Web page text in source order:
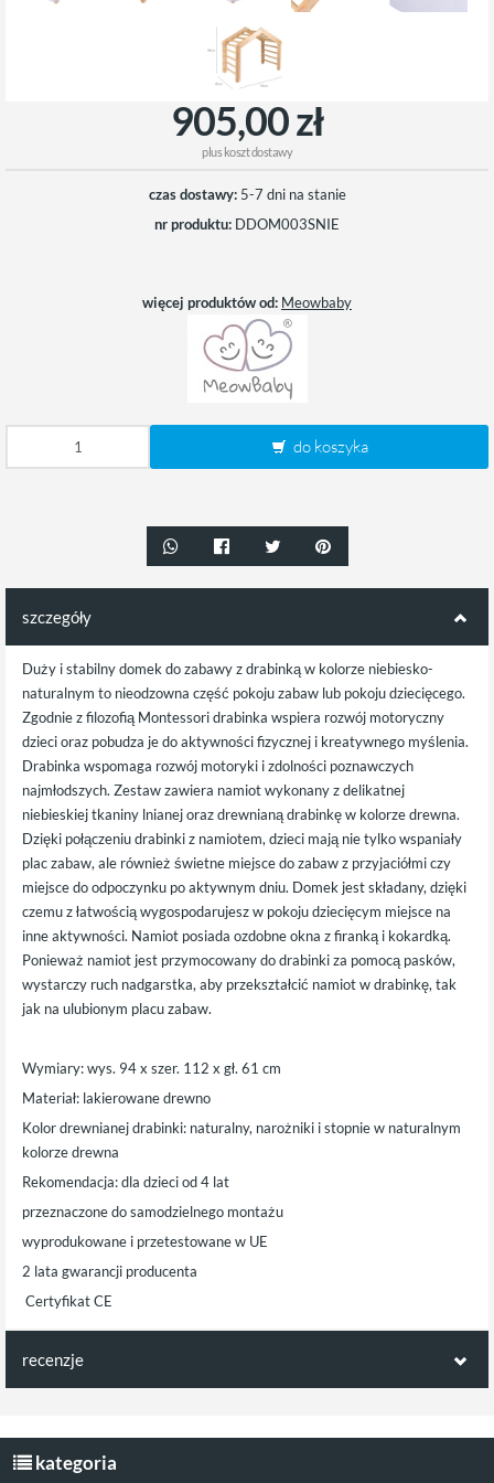
905,00 zł
pluskoszt dostawy
czas dostawy: 5-7 dni na stanie
nr produktu: DDOM003SNIE
więcej produktów od: Meowbaby
do koszyka
szczegóły
Duży i stabilny domek do zabawy z drabinką w kolorze niebiesko-
naturalnym to nieodzowna część pokoju zabaw lub pokoju dziecięcego.
Zgodnie z filozofią Montessori drabinka wspiera rozwój motoryczny
dzieci oraz pobudza je do aktywności fizycznej i kreatywnego myślenia.
Drabinka wspomaga rozwój motoryki i zdolności poznawczych
najmłodszych. Zestaw zawiera namiot wykonany z delikatnej
niebieskiej tkaniny lnianej oraz drewnianą drabinkę w kolorze drewna.
Dzięki połączeniu drabinki z namiotem, dzieci mają nie tylko wspaniały
plac zabaw, ale również świetne miejsce do zabaw z przyjaciółmi czy
miejsce do odpoczynku po aktywnym dniu. Domek jest składany, dzięki
czemu z łatwością wygospodarujesz w pokoju dziecięcym miejsce na
inne aktywności. Namiot posiada ozdobne okna z firanką i kokardką.
Ponieważ namiot jest przymocowany do drabinki za pomocą pasków,
wystarczy ruch nadgarstka, aby przekształcić namiot w drabinkę, tak
jak na ulubionym placu zabaw.
Wymiary: wys. 94 x szer. 112 x gł. 61 cm
Materiał: lakierowane drewno
Kolor drewnianej drabinki: naturalny, narożniki i stopnie w naturalnym
kolorze drewna
Rekomendacja: dla dzieci od 4 lat
przeznaczone do samodzielnego montażu
wyprodukowane i przetestowane w UE
2 lata gwarancji producenta
Certyfikat CE
recenzje
Napisz pierwszą recenzję jako klient!
kategoria